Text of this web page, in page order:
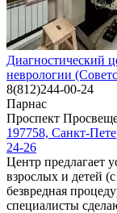
Диагностический
неврологии
8(812)244-00-24
Парнас
Проспект
197758, Санкт-
24-26
Центр предлагает
взрослых и детей
безвредная
специалисты